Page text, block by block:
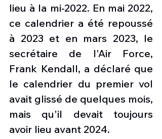
lieu à la mi-2022. En mai 2022,
ce calendrier a été repoussé
à 2023 et en mars 2023, le
secrétaire de l'Air Force,
Frank Kendall, a déclaré que
le calendrier du premier vol
avait glissé de quelques mois,
mais qu'il devait toujours
avoir lieu avant 2024.